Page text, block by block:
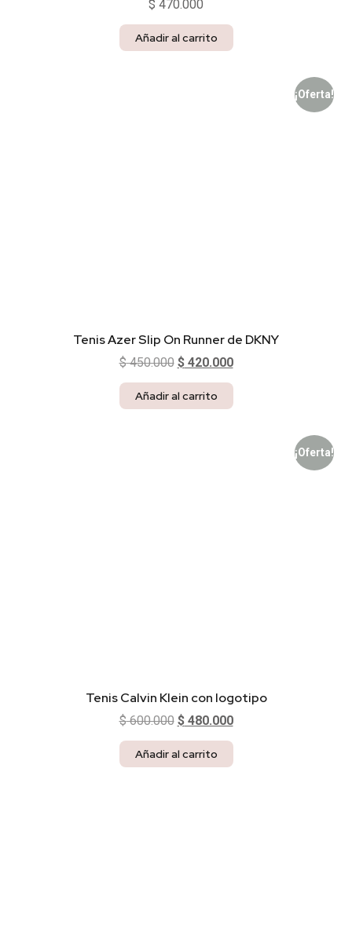
$ 470.000
Añadir al carrito
¡Oferta!
Tenis Azer Slip On Runner de DKNY
$450.000 $420.000
Añadir al carrito
¡Oferta!
Tenis Calvin Klein con logotipo
$600.000 $480.000
Añadir al carrito